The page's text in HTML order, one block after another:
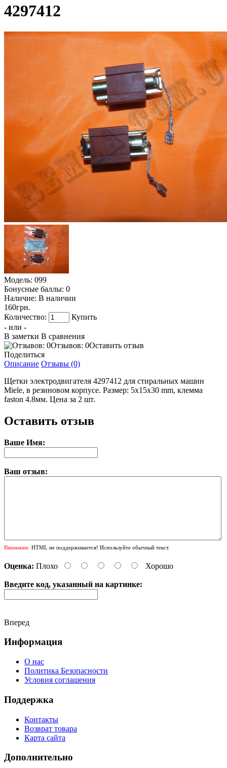
4297412
Модель: 099
Бонусные баллы: 0
Наличие: В наличии
160грн.
Количество:
Купить
- или -
В заметки В сравнения
Отзывов: 0Оставить отзыв
Поделиться
Описание Отзывы (0)
Щетки электродвигателя 4297412 для стиральных машин
Miele, в резиновом корпусе. Размер: 5x15x30 mm, клемма
faston 4.8мм. Цена за 2 шт.
Оставить отзыв
Ваше Имя:
Ваш отзыв:
Внимание: HTML не поддерживается! Используйте обычный текст.
Оценка: Плохо Хорошо
Введите код, указанный на картинке:
Вперед
Информация
О нас
Политика Безопасности
Условия соглашения
Поддержка
Контакты
Возврат товара
Карта сайта
Дополнительно